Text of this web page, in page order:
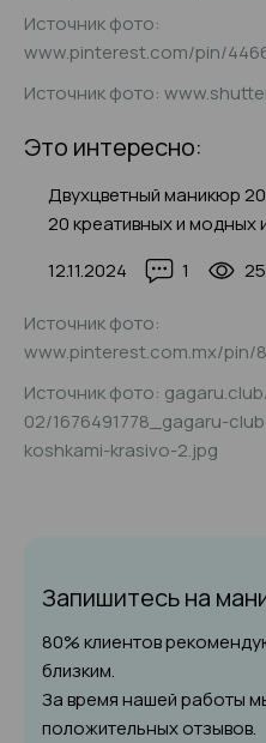
Источник фото:
www.pinterest.com/pin/
Источник фото:
Это интересно:
Двухцветный маникюр
20 креативных и модных
12.11.2024
1
Источник фото:
www.pinterest.com.mx/pin/
Источник фото:
02/1676491778_gagaru-
koshkami-krasivo-2.jpg
Запишитесь на
80% клиентов
близким.
За время нашей работы
положительных отзывов.